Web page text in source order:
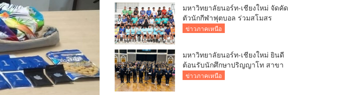
มหาวิทยาลัยนอร์ท-เชียงใหม่ จัดคัด
ตัวนักกีฬาฟุตบอล ร่วมสโมสร
นอร์ท-เชียงใหม่ ยูไนเต็ด พร้อม
ข่าวภาคเหนือ
มหาวิทยาลัยนอร์ท-เชียงใหม่ ยินดี
ต้อนรับนักศึกษาปริญญาโท สาขา
การบริหารการศึกษา
ข่าวภาคเหนือ